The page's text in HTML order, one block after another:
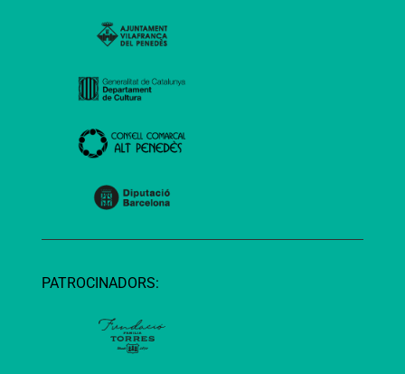
PATROCINADORS: